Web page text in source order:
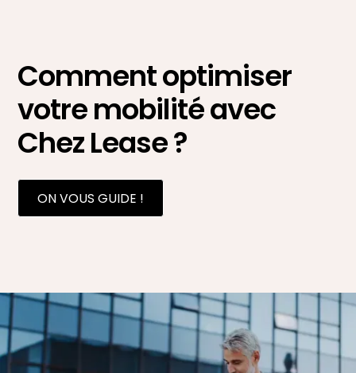
Comment optimiser
votre mobilité avec
Chez Lease ?
ON VOUS GUIDE !